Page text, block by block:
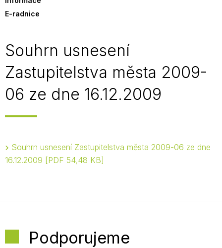
E-radnice
Souhrn usnesení
Zastupitelstva města 2009-
06 ze dne 16.12.2009
Souhrn usnesení Zastupitelstva města 2009-06 ze dne
16.12.2009
PDF 54,48 KB
Podporujeme